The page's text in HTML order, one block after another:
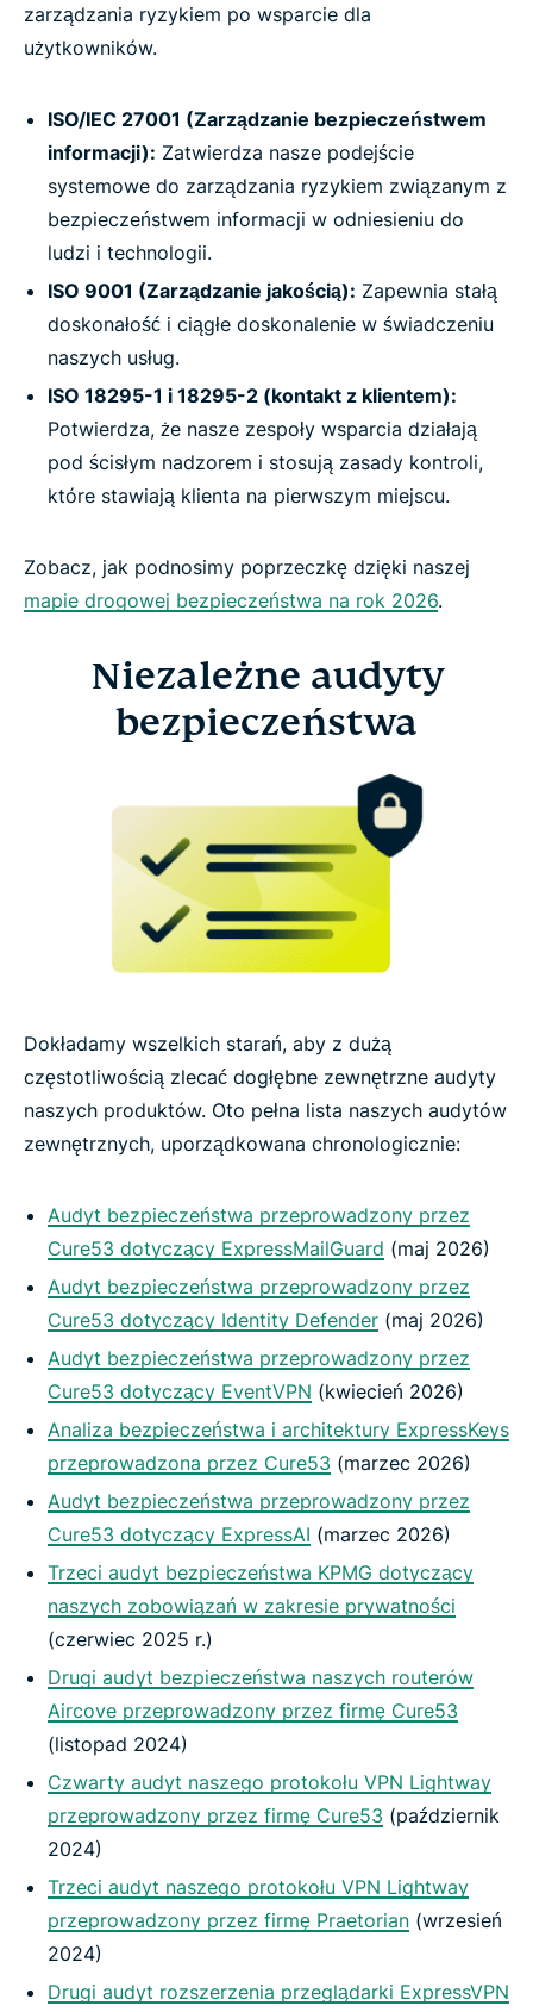
zarządzania ryzykiem po wsparcie dla
użytkowników.
ISO/IEC 27001 (Zarządzanie bezpieczeństwem
informacji): Zatwierdza nasze podejście
systemowe do zarządzania ryzykiem związanym z
bezpieczeństwem informacji w odniesieniu do
ludzi i technologii.
ISO 9001 (Zarządzanie jakością): Zapewnia stałą
doskonałość i ciągłe doskonalenie w świadczeniu
naszych usług.
ISO 18295-1 i 18295-2 (kontakt z klientem):
Potwierdza, że nasze zespoły wsparcia działają
pod ścisłym nadzorem i stosują zasady kontroli,
które stawiają klienta na pierwszym miejscu.
Zobacz, jak podnosimy poprzeczkę dzięki naszej
mapie drogowej bezpieczeństwa na rok 2026.
Niezależne audyty
bezpieczeństwa
Dokładamy wszelkich starań, aby z dużą
częstotliwością zlecać dogłębne zewnętrzne audyty
naszych produktów. Oto pełna lista naszych audytów
zewnętrznych, uporządkowana chronologicznie:
Audyt bezpieczeństwa przeprowadzony przez
Cure53 dotyczący ExpressMailGuard (maj 2026)
Audyt bezpieczeństwa przeprowadzony przez
Cure53 dotyczący Identity Defender (maj 2026)
Audyt bezpieczeństwa przeprowadzony przez
Cure53 dotyczący EventVPN (kwiecień 2026)
Analiza bezpieczeństwa i architektury ExpressKeys
przeprowadzona przez Cure53 (marzec 2026)
Audyt bezpieczeństwa przeprowadzony przez
Cure53 dotyczący ExpressAI (marzec 2026)
Trzeci audyt bezpieczeństwa KPMG dotyczący
naszych zobowiązań w zakresie prywatności
(czerwiec 2025 r.)
Drugi audyt bezpieczeństwa naszych routerów
Aircove przeprowadzony przez firmę Cure53
(listopad 2024)
Czwarty audyt naszego protokołu VPN Lightway
przeprowadzony przez firmę Cure53 (październik
2024)
Trzeci audyt naszego protokołu VPN Lightway
przeprowadzony przez firmę Praetorian (wrzesień
2024)
Drugi audyt rozszerzenia przeglądarki ExpressVPN